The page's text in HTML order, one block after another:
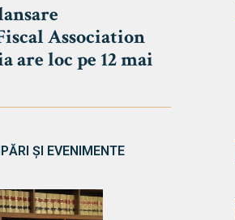
Association
are loc pe 12 mai
ȘI EVENIMENTE